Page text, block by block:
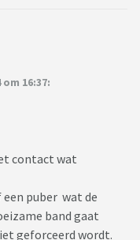
16:37:
contact wat
puber wat de
band gaat
geforceerd wordt.